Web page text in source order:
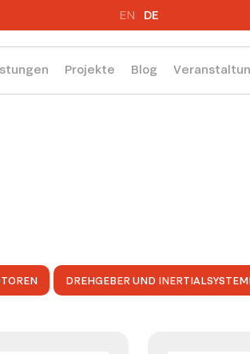
EN DE
Projekte Blog
DREHGEBER UND